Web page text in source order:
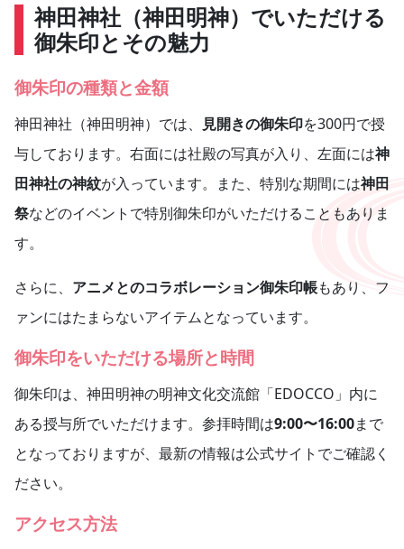
神田神社（神田明神）でいただける
御朱印とその魅力
御朱印の種類と金額
神田神社（神田明神）では、 見開きの御朱印を300円で授
与しております。右面には社殿の写真が入り、左面には神
田神社の神紋が入っています。また、特別な期間には神田
祭などのイベントで特別御朱印がいただけることもありま
す。
さらに、 アニメとのコラボレーション御朱印帳もあり、フ
ァンにはたまらないアイテムとなっています。
御朱印をいただける場所と時間
御朱印は、神田明神の明神文化交流館「EDOCCO」内に
ある授与所でいただけます。参拝時間は9:00〜16:00まで
となっておりますが、最新の情報は公式サイトでご確認く
ださい。
アクセス方法